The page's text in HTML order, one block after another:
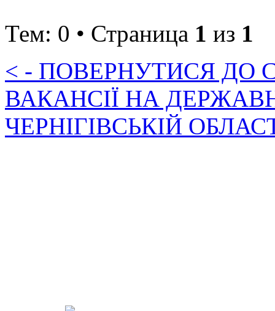
Тем: 0 • Страница 1 из 1
< - ПОВЕРНУТИСЯ ДО
ВАКАНСІЇ НА
ЧЕРНІГІВСЬКІЙ